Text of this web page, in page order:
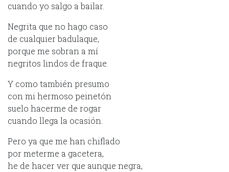
cuando yo salgo a bailar.
Negrita que no hago caso
de cualquier badulaque,
porque me sobran a mí
negritos lindos de fraque.
Y como también presumo
con mi hermoso peinetón
suelo hacerme de rogar
cuando llega la ocasión.
Pero ya que me han chiflado
por meterme a gacetera,
he de hacer ver que aunque negra,